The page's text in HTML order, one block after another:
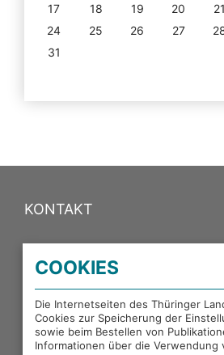
17
18 19 20 21
24
25 26 27
31
KONTAKT
PORTALE DES THÜRINGER
EXTERNE LINKS
COOKIES
Die Internetseiten des Thüringer
Cookies zur Speicherung der
sowie beim Bestellen von
Informationen über die Verwendung